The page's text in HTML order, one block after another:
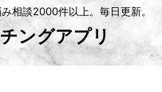
相談2000件以上。毎日更新。
ングアプリ